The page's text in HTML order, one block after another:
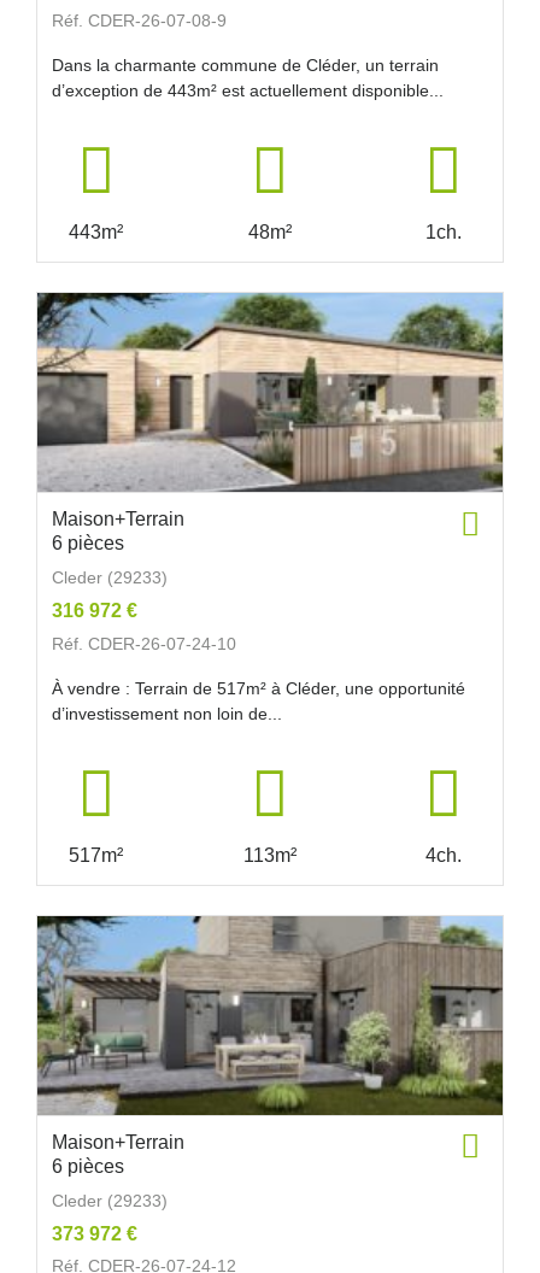
Réf. CDER-26-07-08-9
Dans la charmante commune de Cléder, un terrain
d’exception de 443m² est actuellement disponible...
443m² 48m² 1ch.
Maison+Terrain
6 pièces
Cleder (29233)
316 972 €
Réf. CDER-26-07-24-10
À vendre : Terrain de 517m² à Cléder, une opportunité
d’investissement non loin de...
517m² 113m² 4ch.
Maison+Terrain
6 pièces
Cleder (29233)
373 972 €
Réf. CDER-26-07-24-12